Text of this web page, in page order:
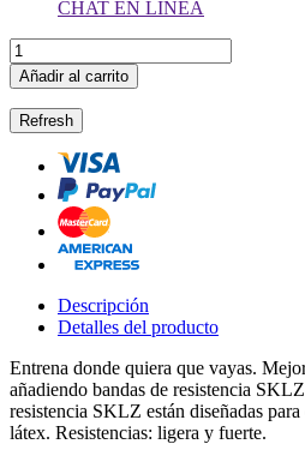
CHAT EN LINEA
Añadir al carrito
Descripción
Detalles del producto
Entrena donde quiera que vayas.
añadiendo bandas de resistencia
resistencia SKLZ están diseñadas
látex. Resistencias: ligera y fuerte.